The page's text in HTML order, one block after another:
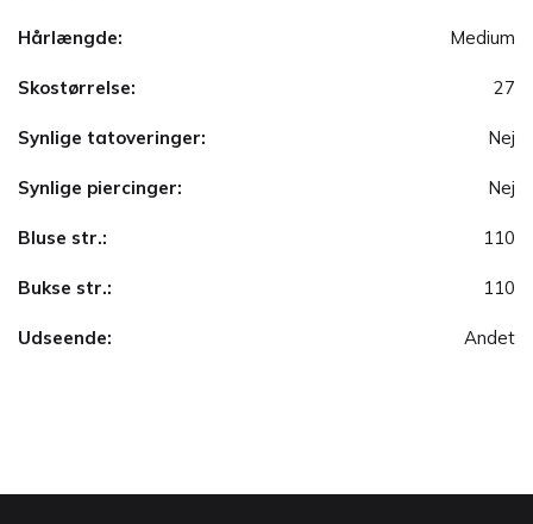
Hårlængde: Medium
Skostørrelse: 27
Synlige tatoveringer: Nej
Synlige piercinger: Nej
Bluse str.: 110
Bukse str.: 110
Udseende: Andet